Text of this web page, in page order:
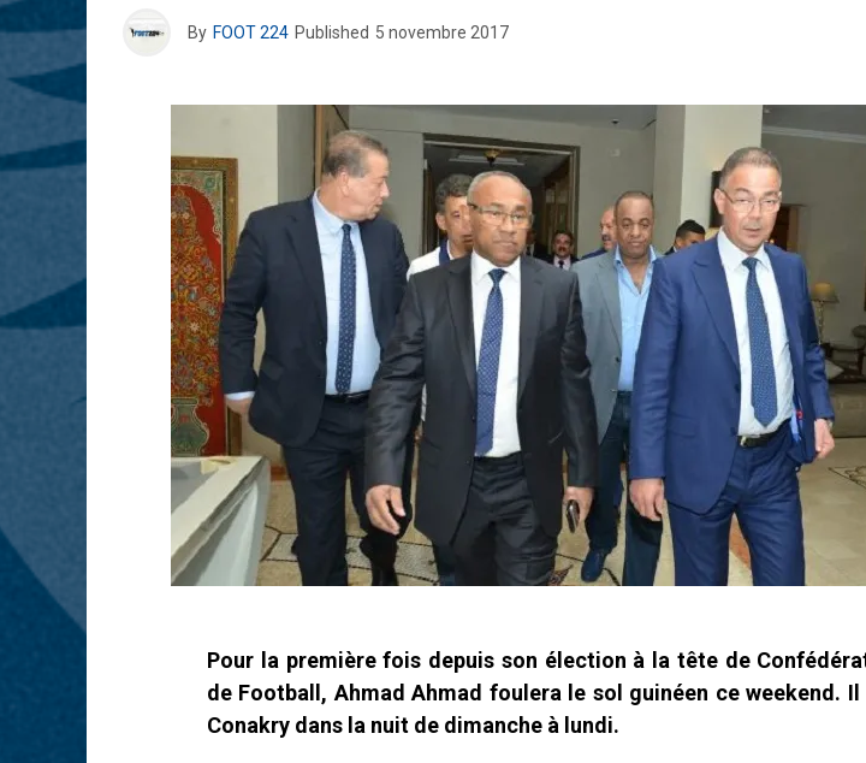
By FOOT 224 Published 5 novembre 2017
Pour la première fois depuis son élection à la tête de
de Football, Ahmad Ahmad foulera le sol guinéen ce weekend.
Conakry dans la nuit de dimanche à lundi.